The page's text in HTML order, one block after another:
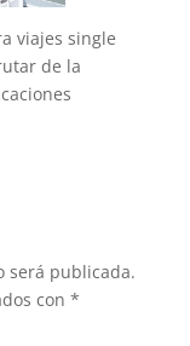
viajes single
de la
será publicada.
con *